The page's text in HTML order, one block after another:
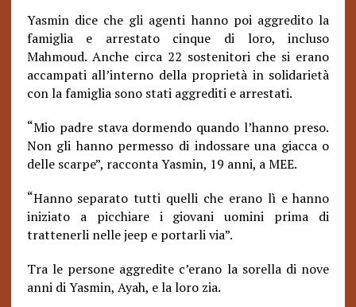
Yasmin dice che gli agenti hanno poi aggredito la
famiglia e arrestato cinque di loro, incluso
Mahmoud. Anche circa 22 sostenitori che si erano
accampati all’interno della proprietà in solidarietà
con la famiglia sono stati aggrediti e arrestati.
“Mio padre stava dormendo quando l’hanno preso.
Non gli hanno permesso di indossare una giacca o
delle scarpe”, racconta Yasmin, 19 anni, a MEE.
“Hanno separato tutti quelli che erano lì e hanno
iniziato a picchiare i giovani uomini prima di
trattenerli nelle jeep e portarli via”.
Tra le persone aggredite c’erano la sorella di nove
anni di Yasmin, Ayah, e la loro zia.